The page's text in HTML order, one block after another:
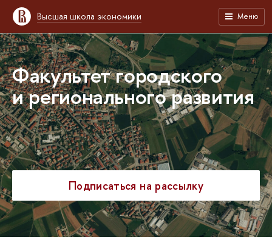
Высшая школа экономики Меню
Факультет городского
и регионального развития
Подписаться на рассылку